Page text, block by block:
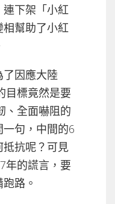
下架「小紅
幫助了小紅
因應大陸
目標竟然是要
、全面嚇阻的
句，中間的6
抗呢？可見
年的謊言，要
路。